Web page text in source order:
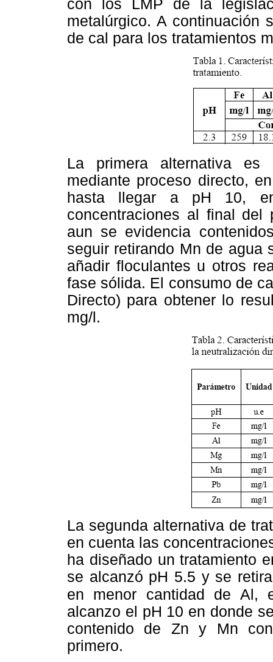
con los LMP de la
metalúrgico. A continuación
de cal para los tratamientos
La primera alternativa es
mediante proceso directo,
hasta llegar a pH 10,
concentraciones al final del
aun se evidencia
seguir retirando Mn de agua
añadir floculantes u otros
fase sólida. El consumo de
Directo) para obtener lo
mg/l.
La segunda alternativa de
en cuenta las
ha diseñado un tratamiento
se alcanzó pH 5.5 y se
en menor cantidad de Al,
alcanzo el pH 10 en donde
contenido de Zn y Mn
primero.